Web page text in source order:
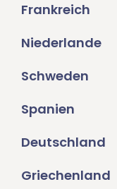
Frankreich
Niederlande
Schweden
Spanien
Deutschland
Griechenland